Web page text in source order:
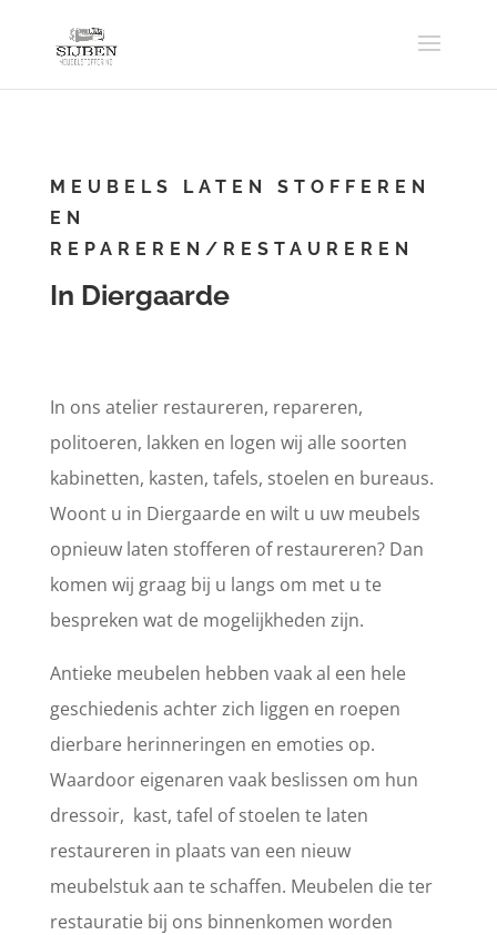
MEUBELS LATEN STOFFEREN
EN
REPAREREN/RESTAUREREN
In Diergaarde
In ons atelier restaureren, repareren,
politoeren, lakken en logen wij alle soorten
kabinetten, kasten, tafels, stoelen en bureaus.
Woont u in Diergaarde en wilt u uw meubels
opnieuw laten stofferen of restaureren? Dan
komen wij graag bij u langs om met u te
bespreken wat de mogelijkheden zijn.
Antieke meubelen hebben vaak al een hele
geschiedenis achter zich liggen en roepen
dierbare herinneringen en emoties op.
Waardoor eigenaren vaak beslissen om hun
dressoir, kast, tafel of stoelen te laten
restaureren in plaats van een nieuw
meubelstuk aan te schaffen. Meubelen die ter
restauratie bij ons binnenkomen worden